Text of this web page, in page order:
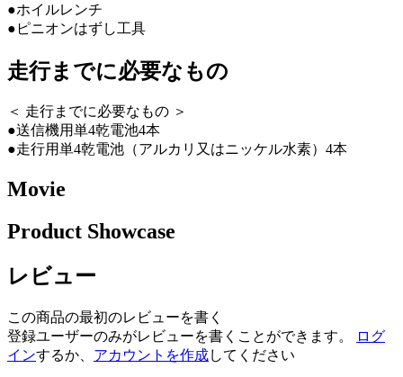
●ホイルレンチ
●ピニオンはずし工具
走行までに必要なもの
＜ 走行までに必要なもの ＞
●送信機用単4乾電池4本
●走行用単4乾電池（アルカリ又はニッケル水素）4本
Movie
Product Showcase
レビュー
この商品の最初のレビューを書く
登録ユーザーのみがレビューを書くことができます。
ログ
インするか、 アカウントを作成してください